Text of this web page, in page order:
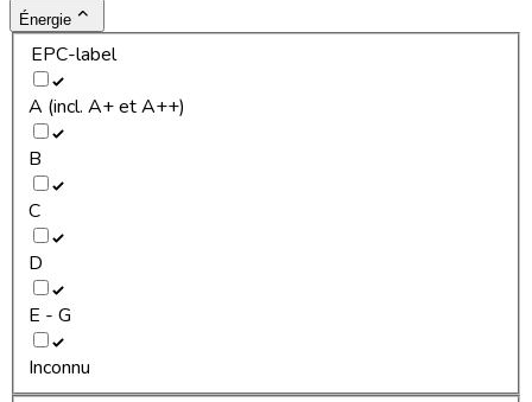
Énergie
EPC-label
A (incl. A+ et A++)
B
C
D
E - G
Inconnu